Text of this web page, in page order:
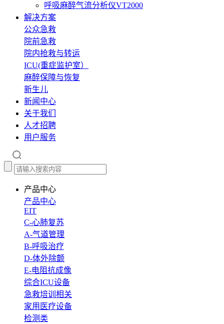
呼吸麻醉气流分析仪VT2000
解决方案
公众急救
院前急救
院内抢救与转运
ICU(重症监护室）
麻醉保障与恢复
新生儿
新闻中心
关于我们
人才招聘
用户服务
产品中心
产品中心
EIT
C-心肺复苏
A-气道管理
B-呼吸治疗
D-体外除颤
E-电阻抗成像
综合ICU设备
急救培训相关
家用医疗设备
检测类